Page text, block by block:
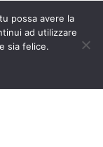
C SNC. Piazza
possa avere la
ad utilizzare
sia felice.